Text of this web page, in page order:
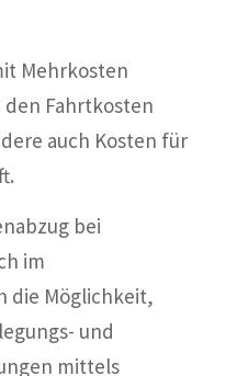
Mehrkosten
Fahrtkosten
auch Kosten für
bei
im
die Möglichkeit,
und
mittels